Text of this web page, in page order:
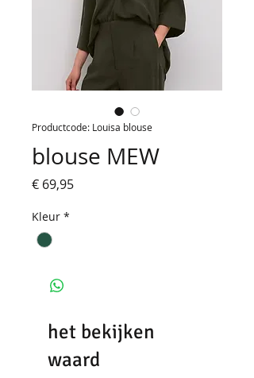
Productcode: Louisa blouse
blouse MEW
€ 69,95Prijs
Kleur *
het bekijken
waard